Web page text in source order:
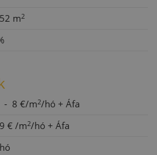
m2
- 8 €/m2/hó + Áfa
€ /m2/hó + Áfa